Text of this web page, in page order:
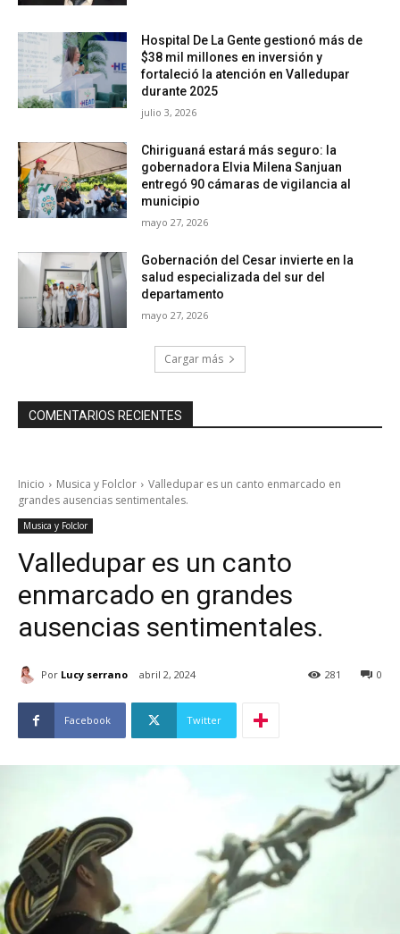
Hospital De La Gente gestionó más de
$38 mil millones en inversión y
fortaleció la atención en Valledupar
durante 2025
julio 3, 2026
Chiriguaná estará más seguro: la
gobernadora Elvia Milena Sanjuan
entregó 90 cámaras de vigilancia al
municipio
mayo 27, 2026
Gobernación del Cesar invierte en la
salud especializada del sur del
departamento
mayo 27, 2026
Cargar más
COMENTARIOS RECIENTES